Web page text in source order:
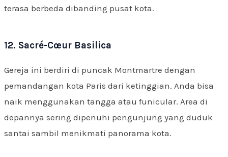
terasa berbeda dibanding pusat kota.
12. Sacré-Cœur Basilica
Gereja ini berdiri di puncak Montmartre dengan
pemandangan kota Paris dari ketinggian. Anda bisa
naik menggunakan tangga atau funicular. Area di
depannya sering dipenuhi pengunjung yang duduk
santai sambil menikmati panorama kota.